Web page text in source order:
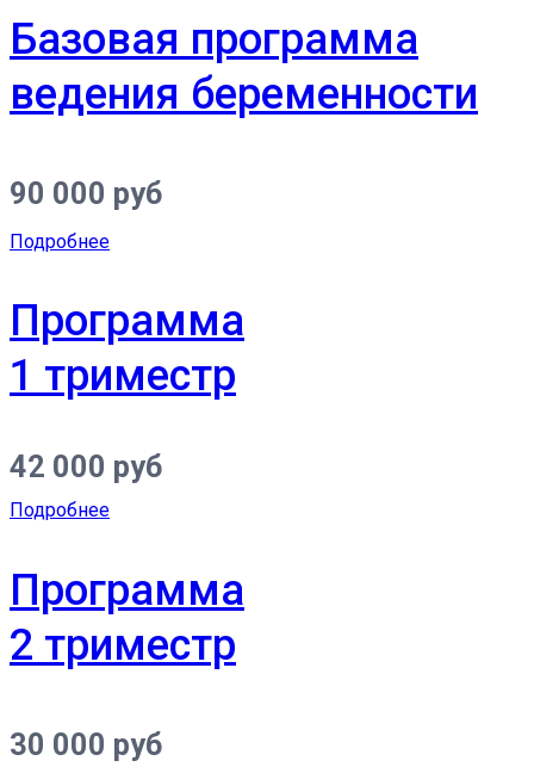
Базовая программа
ведения беременности
90 000 руб
Подробнее
Программа
1 триместр
42 000 руб
Подробнее
Программа
2 триместр
30 000 руб